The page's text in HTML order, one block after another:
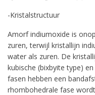
-Kristalstructuur
Amorf indiumoxide is
zuren, terwijl kristallijn
water als zuren. De
kubische (bixbyite type)
fasen hebben een
rhombohedrale fase